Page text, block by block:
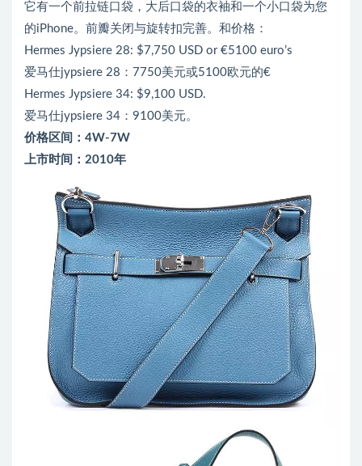
它有一个前拉链口袋，大后口袋的衣袖和一个小口袋为您
的iPhone。前瓣关闭与旋转扣完善。和价格：
Hermes Jypsiere 28: $7,750 USD or €5100 euro’s
爱马仕jypsiere 28：7750美元或5100欧元的€
Hermes Jypsiere 34: $9,100 USD.
爱马仕jypsiere 34：9100美元。
价格区间：4W-7W
上市时间：2010年